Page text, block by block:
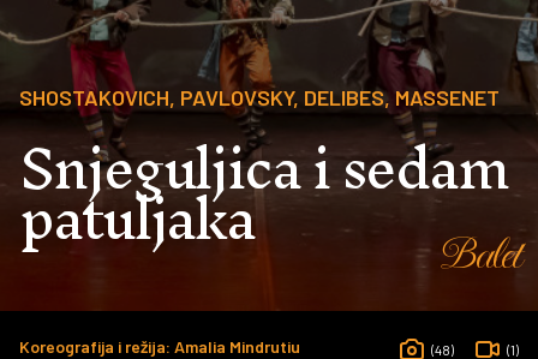
SHOSTAKOVICH, PAVLOVSKY, DELIBES, MASSENET
Snjeguljica i sedam
patuljaka Balet
Koreografija i režija: Amalia Mindrutiu (48) (1)